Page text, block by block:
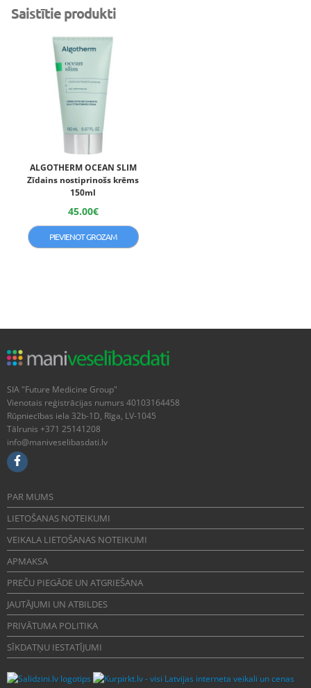
Saistītie produkti
ALGOTHERM OCEAN SLIM
Zīdains nostiprinošs krēms
150ml
45.00€
PIEVIENOT GROZAM
SIA "Future Medicine Group"
Vienotais reģistrācijas numurs 40103164458
Rūpniecības iela 32b-1D, Rīga, LV-1045
Tālrunis +371 25141208
info@maniveselibasdati.lv
PAR MUMS
LIETOŠANAS NOTEIKUMI
VEIKALA LIETOŠANAS NOTEIKUMI
APMAKSA
PREČU PIEGĀDE UN ATGRIEŠANA
JAUTĀJUMI UN ATBILDES
PRIVĀTUMA POLITIKA
SĪKDATŅU IESTATĪJUMI